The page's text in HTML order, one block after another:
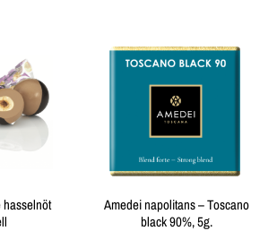
Amedei napolitans – Toscano
black 90%, 5g.